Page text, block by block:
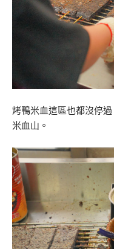
烤鴨米血這區也都沒停
米血山。